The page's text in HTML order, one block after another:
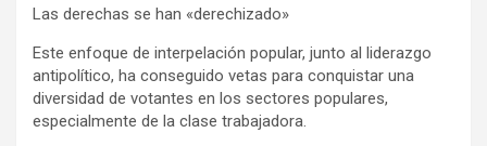
Las derechas se han «derechizado»
Este enfoque de interpelación popular, junto al liderazgo
antipolítico, ha conseguido vetas para conquistar una
diversidad de votantes en los sectores populares,
especialmente de la clase trabajadora.